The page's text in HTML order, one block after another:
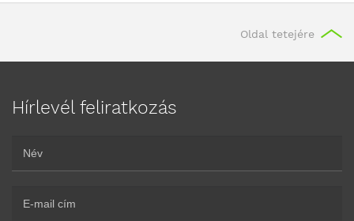
Oldal tetejére
Hírlevél feliratkozás